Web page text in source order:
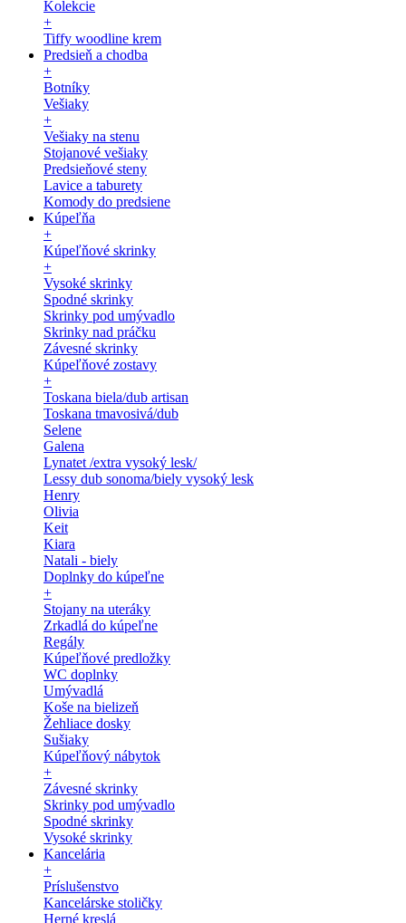
Kolekcie
+
Tiffy woodline krem
Predsieň a chodba
+
Botníky
Vešiaky
+
Vešiaky na stenu
Stojanové vešiaky
Predsieňové steny
Lavice a taburety
Komody do predsiene
Kúpeľňa
+
Kúpeľňové skrinky
+
Vysoké skrinky
Spodné skrinky
Skrinky pod umývadlo
Skrinky nad práčku
Závesné skrinky
Kúpeľňové zostavy
+
Toskana biela/dub artisan
Toskana tmavosivá/dub
Selene
Galena
Lynatet /extra vysoký lesk/
Lessy dub sonoma/biely vysoký lesk
Henry
Olivia
Keit
Kiara
Natali - biely
Doplnky do kúpeľne
+
Stojany na uteráky
Zrkadlá do kúpeľne
Regály
Kúpeľňové predložky
WC doplnky
Umývadlá
Koše na bielizeň
Žehliace dosky
Sušiaky
Kúpeľňový nábytok
+
Závesné skrinky
Skrinky pod umývadlo
Spodné skrinky
Vysoké skrinky
Kancelária
+
Príslušenstvo
Kancelárske stoličky
Herné kreslá